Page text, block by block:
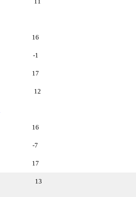
16
-1
17
12
16
-7
17
13